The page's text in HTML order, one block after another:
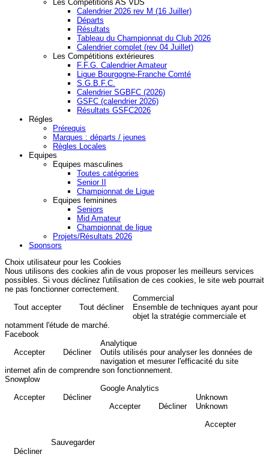
Les Compétitions AS VDS
Calendrier 2026 rev M (16 Juiller)
Départs
Résultats
Tableau du Championnat du Club 2026
Calendrier complet (rev 04 Juillet)
Les Compétitions extérieures
F.F.G. Calendrier Amateur
Ligue Bourgogne-Franche Comté
S.G.B.F.C.
Calendrier SGBFC (2026)
GSFC (calendrier 2026)
Résultats GSFC2026
Régles
Prérequis
Marques : départs / jeunes
Règles Locales
Equipes
Equipes masculines
Toutes catégories
Senior II
Championnat de Ligue
Equipes feminines
Seniors
Mid Amateur
Championnat de ligue
Projets/Résultats 2026
Sponsors
Choix utilisateur pour les Cookies
Nous utilisons des cookies afin de vous proposer les meilleurs services
possibles. Si vous déclinez l'utilisation de ces cookies, le site web pourrait
ne pas fonctionner correctement.
Tout accepter
Tout décliner
Commercial
Ensemble de techniques ayant pour
objet la stratégie commerciale et
notamment l'étude de marché.
Facebook
Accepter
Décliner
Analytique
Outils utilisés pour analyser les données de
navigation et mesurer l'efficacité du site
internet afin de comprendre son fonctionnement.
Snowplow
Accepter
Décliner
Google Analytics
Accepter
Décliner
Unknown
Unknown
Accepter
Décliner
Sauvegarder